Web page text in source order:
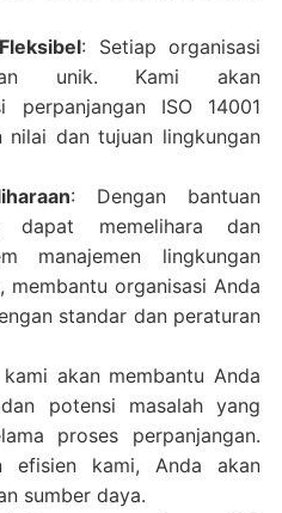
: Setiap organisasi
unik. Kami akan
perpanjangan ISO 14001
nilai dan tujuan lingkungan
: Dengan bantuan
memelihara dan
manajemen lingkungan
membantu organisasi Anda
standar dan peraturan
akan membantu Anda
potensi masalah yang
proses perpanjangan.
efisien kami, Anda akan
sumber daya.